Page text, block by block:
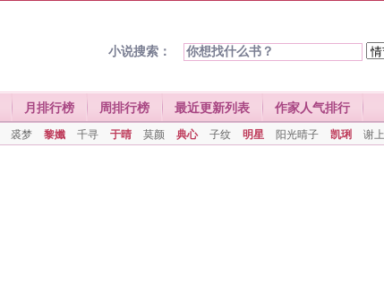
小说搜索：
月排行榜 周排行榜 最近更新列表 作家人气排行
裘梦 黎孅 千寻 于晴 莫颜 典心 子纹 明星 阳光晴子 凯琍 谢